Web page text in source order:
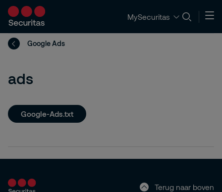
MySecuritas
Google Ads
ads
Google-Ads.txt
Terug naar boven